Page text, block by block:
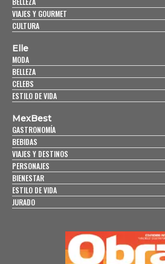
VIAJES Y GOURMET
CULTURA
Elle
MODA
BELLEZA
CELEBS
ESTILO DE VIDA
MexBest
GASTRONOMÍA
BEBIDAS
VIAJES Y DESTINOS
PERSONAJES
BIENESTAR
ESTILO DE VIDA
JURADO